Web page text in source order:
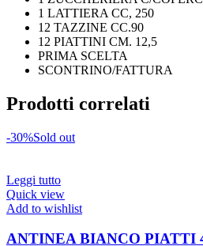
1 LATTIERA CC, 250
12 TAZZINE CC.90
12 PIATTINI CM. 12,5
PRIMA SCELTA
SCONTRINO/FATTURA
Prodotti correlati
-30%Sold out
Leggi tutto
Quick view
Add to wishlist
ANTINEA BIANCO PIATTI